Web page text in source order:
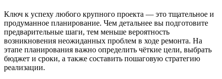
Ключ к успеху любого крупного проекта — это тщательное и
продуманное планирование. Чем детальнее вы подготовите
предварительные шаги, тем меньше вероятность
возникновения неожиданных проблем в ходе ремонта. На
этапе планирования важно определить чёткие цели, выбрать
бюджет и сроки, а также составить пошаговую стратегию
реализации.